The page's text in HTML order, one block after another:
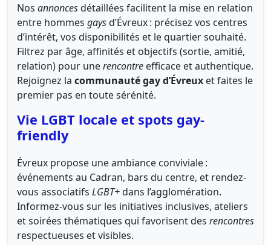
Nos annoncesdétaillées facilitent la mise en relation
entre hommes gaysd’Évreux : précisez vos centres
d’intérêt, vos disponibilités et le quartier souhaité.
Filtrez par âge, affinités et objectifs (sortie, amitié,
relation) pour unerencontre efficace et authentique.
Rejoignez la communauté gay d’Évreux et faites le
premier pas en toute sérénité.
Vie LGBT locale et spots gay-
friendly
Évreux propose une ambiance conviviale :
événements au Cadran, bars du centre, et rendez-
vous associatifs LGBT+dans l’agglomération.
Informez-vous sur les initiatives inclusives, ateliers
et soirées thématiques qui favorisent des rencontres
respectueuses et visibles.